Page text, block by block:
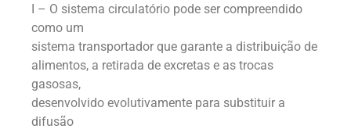
I – O sistema circulatório pode ser compreendido
como um
sistema transportador que garante a distribuição de
alimentos, a retirada de excretas e as trocas
gasosas,
desenvolvido evolutivamente para substituir a
difusão